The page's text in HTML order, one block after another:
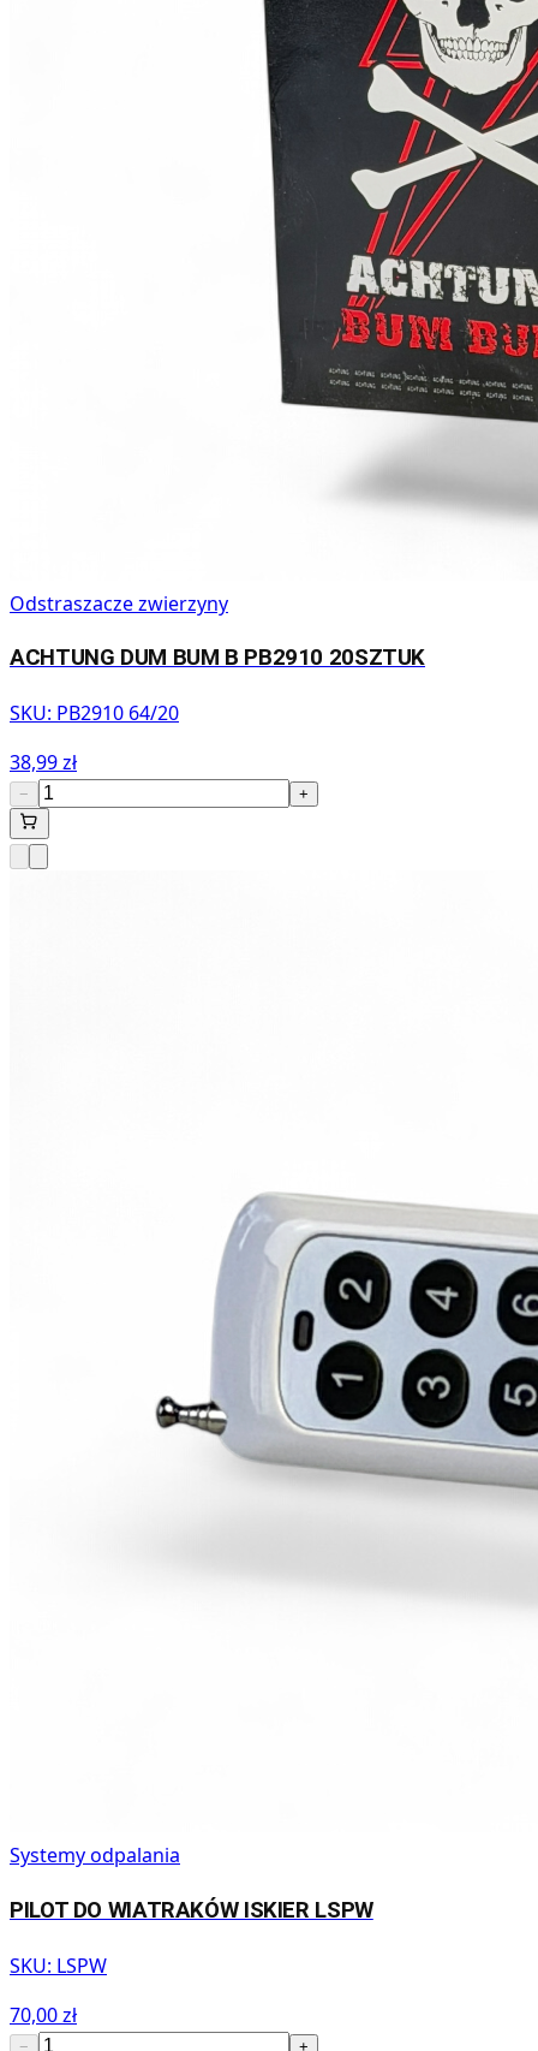
Odstraszacze zwierzyny
ACHTUNG DUM BUM B PB2910 20SZTUK
SKU: PB2910 64/20
38,99 zł
− +
Systemy odpalania
PILOT DO WIATRAKÓW ISKIER LSPW
SKU: LSPW
70,00 zł
− +